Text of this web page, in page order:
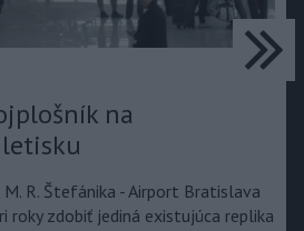
na
R. Štefánika - Airport Bratislava
roky zdobiť jediná existujúca replika